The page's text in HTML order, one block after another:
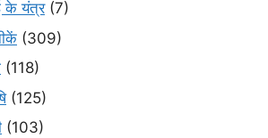
के यंत्र(7)
(309)
(118)
(125)
(103)